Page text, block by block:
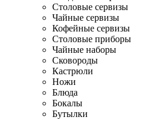
Столовые сервизы
Чайные сервизы
Кофейные сервизы
Столовые приборы
Чайные наборы
Сковороды
Кастрюли
Ножи
Блюда
Бокалы
Бутылки